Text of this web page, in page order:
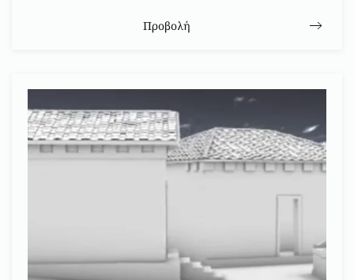
Προβολή